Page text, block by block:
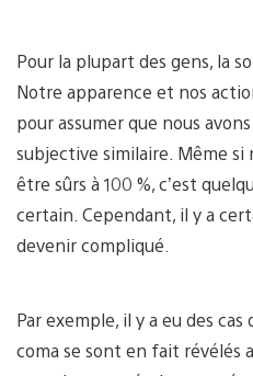
Pour la plupart des gens, la
Notre apparence et nos
pour assumer que nous
subjective similaire. Même si
être sûrs à 100 %, c’est
certain. Cependant, il y a
devenir compliqué.
Par exemple, il y a eu des
coma se sont en fait révélés